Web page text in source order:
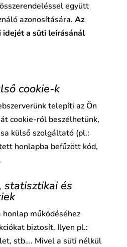
együtt
azonosítására. Az
a süti leírásánál
cookie-k
telepíti az Ön
cookie-ról beszélhetünk,
külső szolgáltató (pl.:
honlapba befűzött kód,
statisztikai és
működéséhez
biztosít. Ilyen pl.:
stb…. Mivel a süti nélkül